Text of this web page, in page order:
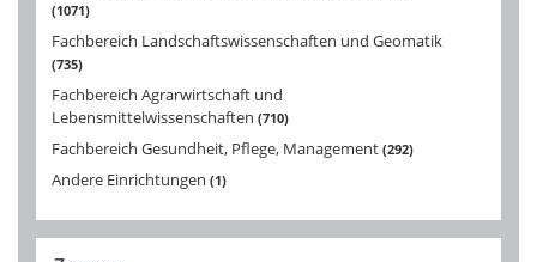
1071
Fachbereich Landschaftswissenschaften und Geomatik
735
Fachbereich Agrarwirtschaft und
Lebensmittelwissenschaften 710
Fachbereich Gesundheit, Pflege, Management 292
Andere Einrichtungen 1